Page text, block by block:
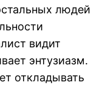
людей
видит
энтузиазм.
откладывать